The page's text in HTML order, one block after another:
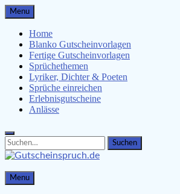
Skip
to
content
Menu
Home
Blanko Gutscheinvorlagen
Fertige Gutscheinvorlagen
Sprüchethemen
Lyriker, Dichter & Poeten
Sprüche einreichen
Erlebnisgutscheine
Anlässe
Search
for:
Search
Gutscheinspruch.de
Gutscheinsprüche & Gutscheinvorlagen
Menu